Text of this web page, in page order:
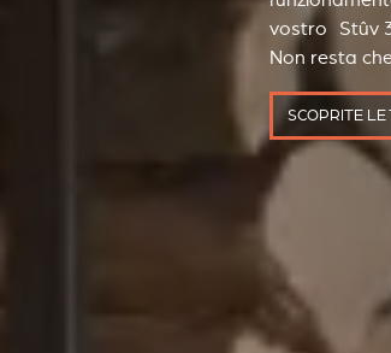
vostro Stûv
Non resta
SCOPRITE